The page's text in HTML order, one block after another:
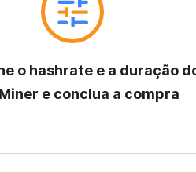
o hashrate e a duração
e conclua a compra